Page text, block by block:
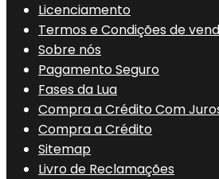
Licenciamento
Termos e Condições de
Sobre nós
Pagamento Seguro
Fases da Lua
Compra a Crédito Com
Compra a Crédito
Sitemap
Livro de Reclamações